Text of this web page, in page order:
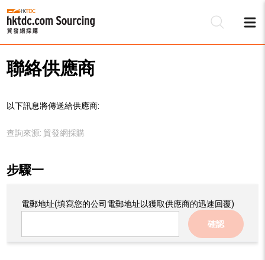
聯絡供應商
以下訊息將傳送給供應商:
查詢來源: 貿發網採購
步驟一
電郵地址(填寫您的公司電郵地址以獲取供應商的迅速回覆)
確認